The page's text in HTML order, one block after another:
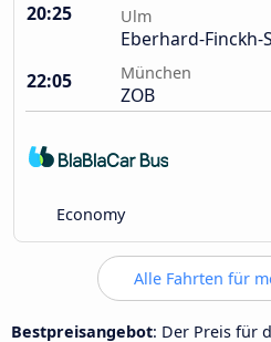
20:25 Ulm
Eberhard-
22:05
München
ZOB
Economy
Alle Fahrten für
Bestpreisangebot: Der Preis für